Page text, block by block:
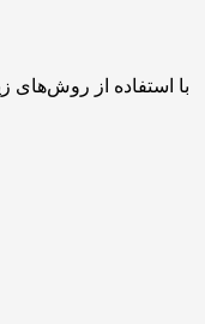
با استفاده از روش‌های